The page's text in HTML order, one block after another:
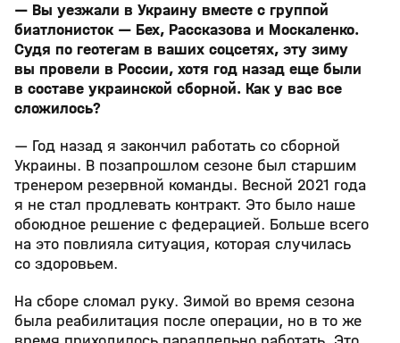
— Вы уезжали в Украину вместе с группой
биатлонисток — Бех, Рассказова и Москаленко.
Судя по геотегам в ваших соцсетях, эту зиму
вы провели в России, хотя год назад еще были
в составе украинской сборной. Как у вас все
сложилось?
— Год назад я закончил работать со сборной
Украины. В позапрошлом сезоне был старшим
тренером резервной команды. Весной 2021 года
я не стал продлевать контракт. Это было наше
обоюдное решение с федерацией. Больше всего
на это повлияла ситуация, которая случилась
со здоровьем.
На сборе сломал руку. Зимой во время сезона
была реабилитация после операции, но в то же